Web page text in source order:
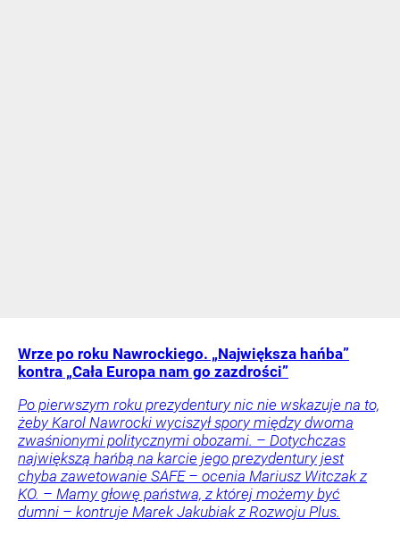
Wrze po roku Nawrockiego. „Największa hańba”
kontra „Cała Europa nam go zazdrości”
Po pierwszym roku prezydentury nic nie wskazuje na to,
żeby Karol Nawrocki wyciszył spory między dwoma
zwaśnionymi politycznymi obozami. – Dotychczas
największą hańbą na karcie jego prezydentury jest
chyba zawetowanie SAFE – ocenia Mariusz Witczak z
KO. – Mamy głowę państwa, z której możemy być
dumni – kontruje Marek Jakubiak z Rozwoju Plus.